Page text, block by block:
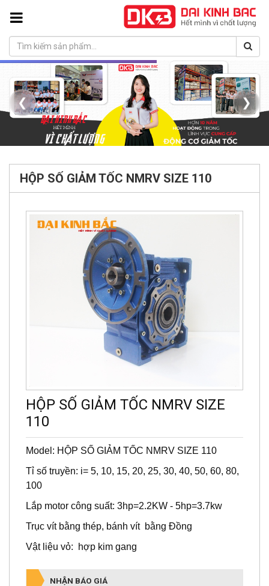
❮ ❯
HỘP SỐ GIẢM TỐC NMRV SIZE 110
HỘP SỐ GIẢM TỐC NMRV SIZE
110
Model: HỘP SỐ GIẢM TỐC NMRV SIZE 110
Tỉ số truyền: i= 5, 10, 15, 20, 25, 30, 40, 50, 60, 80,
100
Lắp motor công suất: 3hp=2.2KW - 5hp=3.7kw
Trục vít bằng thép, bánh vít bằng Đồng
Vật liệu vỏ: hợp kim gang
NHẬN BÁO GIÁ